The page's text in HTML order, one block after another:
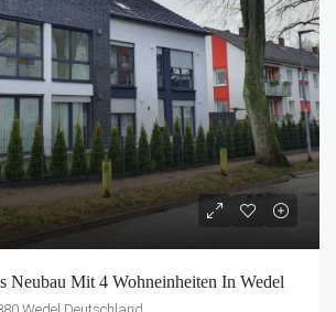
Neubau Mit 4 Wohneinheiten In Wedel